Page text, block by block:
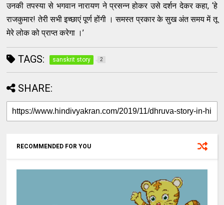
उनकी तपस्या से भगवान नारायण ने प्रसन्न होकर उसे दर्शन देकर कहा, ‘हे
राजकुमार! तेरी सभी इच्छाएं पूर्ण होंगी । समस्त प्रकार के सुख अंत समय में तू
मेरे लोक को प्राप्त करेगा ।’
TAGS: sanskrit story 2
SHARE:
RECOMMENDED FOR YOU